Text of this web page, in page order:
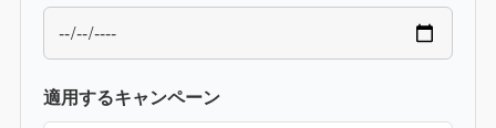
適用するキャンペーン